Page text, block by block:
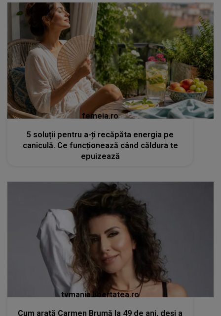
femeia.ro
5 soluții pentru a-ți recăpăta energia pe
caniculă. Ce funcționează când căldura te
epuizează
tvmania.libertatea.ro
Cum arată Carmen Brumă la 49 de ani, deși a